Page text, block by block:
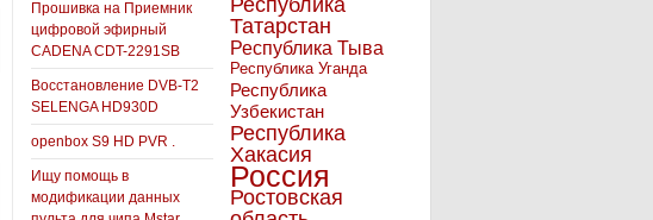
Прошивка на Приемник
цифровой эфирный
CADENA CDT-2291SB
Восстановление DVB-T2
SELENGA HD930D
openbox S9 HD PVR .
Ищу помощь в
модификации данных
Татарстан
Республика Тыва
Республика Уганда
Республика
Узбекистан
Республика
Хакасия
Россия
Ростовская